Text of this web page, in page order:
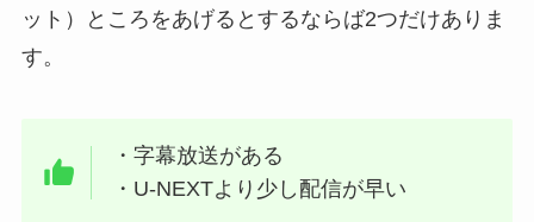
ット）ところをあげるとするならば2つだけありま
す。
・字幕放送がある
・U-NEXTより少し配信が早い